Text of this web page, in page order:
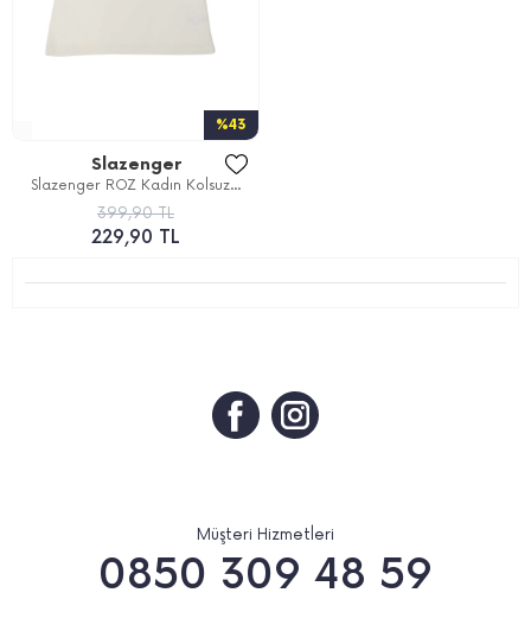
%43
Slazenger
Slazenger ROZ Kadın Kolsuz...
399,90 TL
229,90 TL
Müşteri Hizmetleri
0850 309 48 59